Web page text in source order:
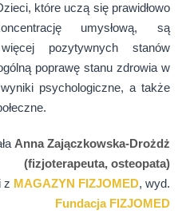
które uczą się prawidłowo
umysłową, są
pozytywnych stanów
poprawę stanu zdrowia w
psychologiczne, a także
Anna Zajączkowska-Drożdż
(fizjoterapeuta, osteopata)
z MAGAZYN FIZJOMED, wyd.
Fundacja FIZJOMED